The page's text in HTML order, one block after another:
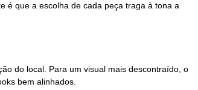
é que a escolha de cada peça traga à tona a
do local. Para um visual mais descontraído, o
bem alinhados.